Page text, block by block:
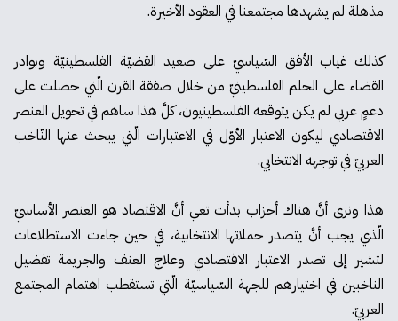
مذهلة لم يشهدها مجتمعنا في العقود الأخيرة.
كذلك غياب الأفق السّياسيّ على صعيد القضيّة الفلسطينيّة وبوادر
القضاء على الحلم الفلسطينيّ من خلال صفقة القرن الّتي حصلت على
دعمٍ عربي لم يكن يتوقعه الفلسطينيون، كلَّ هذا ساهم في تحويل العنصر
الاقتصادي ليكون الاعتبار الأوّل في الاعتبارات الّتي يبحث عنها النّاخب
العربيّ في توجهه الانتخابي.
هذا ونرى أنَّ هناك أحزاب بدأت تعي أنَّ الاقتصاد هو العنصر الأساسيّ
الّذي يجب أنَّ يتصدر حملاتها الانتخابية، في حين جاءت الاستطلاعات
لتشير إلى تصدر الاعتبار الاقتصادي وعلاج العنف والجريمة تفضيل
الناخبين في اختيارهم للجهة السّياسيّة الّتي تستقطب اهتمام المجتمع
العربيّ.